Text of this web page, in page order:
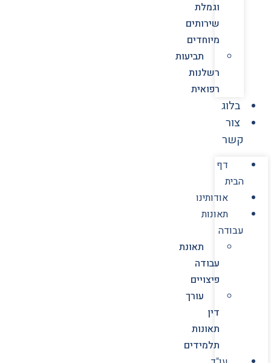
וגמלת
שירותים
מיוחדים
תביעות
רשלנות
רפואית
בלוג
צור
קשר
דף
הבית
אודותינו
תאונות
עבודה
תאונת
עבודה
פיצויים
עורך
דין
תאונות
תלמידים